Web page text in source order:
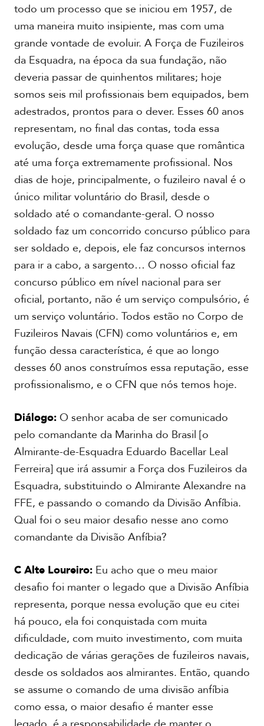
todo um processo que se iniciou em 1957, de
uma maneira muito insipiente, mas com uma
grande vontade de evoluir. A Força de Fuzileiros
da Esquadra, na época da sua fundação, não
deveria passar de quinhentos militares; hoje
somos seis mil profissionais bem equipados, bem
adestrados, prontos para o dever. Esses 60 anos
representam, no final das contas, toda essa
evolução, desde uma força quase que romântica
até uma força extremamente profissional. Nos
dias de hoje, principalmente, o fuzileiro naval é o
único militar voluntário do Brasil, desde o
soldado até o comandante-geral. O nosso
soldado faz um concorrido concurso público para
ser soldado e, depois, ele faz concursos internos
para ir a cabo, a sargento… O nosso oficial faz
concurso público em nível nacional para ser
oficial, portanto, não é um serviço compulsório, é
um serviço voluntário. Todos estão no Corpo de
Fuzileiros Navais (CFN) como voluntários e, em
função dessa característica, é que ao longo
desses 60 anos construímos essa reputação, esse
profissionalismo, e o CFN que nós temos hoje.
Diálogo: O senhor acaba de ser comunicado
pelo comandante da Marinha do Brasil [o
Almirante-de-Esquadra Eduardo Bacellar Leal
Ferreira] que irá assumir a Força dos Fuzileiros da
Esquadra, substituindo o Almirante Alexandre na
FFE, e passando o comando da Divisão Anfíbia.
Qual foi o seu maior desafio nesse ano como
comandante da Divisão Anfíbia?
C Alte Loureiro:Eu acho que o meu maior
desafio foi manter o legado que a Divisão Anfíbia
representa, porque nessa evolução que eu citei
há pouco, ela foi conquistada com muita
dificuldade, com muito investimento, com muita
dedicação de várias gerações de fuzileiros navais,
desde os soldados aos almirantes. Então, quando
se assume o comando de uma divisão anfíbia
como essa, o maior desafio é manter esse